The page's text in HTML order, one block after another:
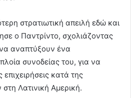
στρατιωτική απειλή εδώ και
ο Παντρίντο, σχολιάζοντας
αναπτύξουν ένα
συνοδείας του, για να
κατά της
Λατινική Αμερική.